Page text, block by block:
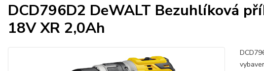
DCD796D2 DeWALT Bezuhlíková
18V XR 2,0Ah